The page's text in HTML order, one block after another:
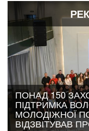
ПОНАД 150
ПІДТРИМКА
МОЛОДІЖНОЇ
ВІДЗВІТУВАВ